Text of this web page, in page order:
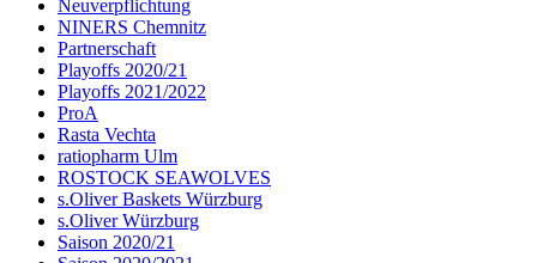
Neuverpflichtung
NINERS Chemnitz
Partnerschaft
Playoffs 2020/21
Playoffs 2021/2022
ProA
Rasta Vechta
ratiopharm Ulm
ROSTOCK SEAWOLVES
s.Oliver Baskets Würzburg
s.Oliver Würzburg
Saison 2020/21